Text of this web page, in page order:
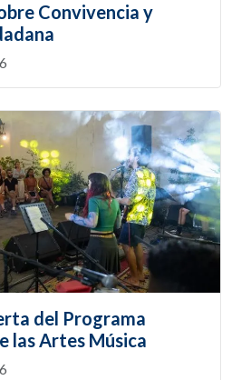
Convivencia y
del Programa
las Artes Música